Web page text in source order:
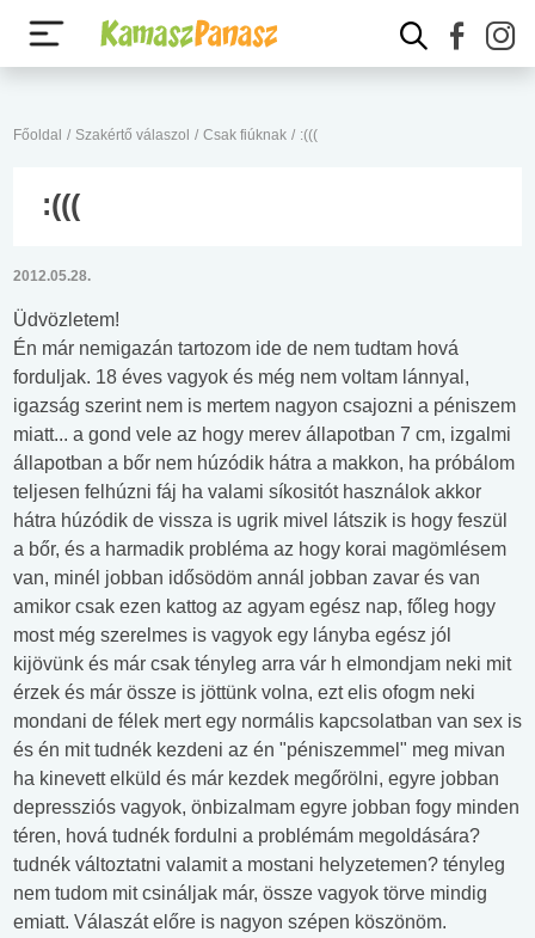
Főoldal / Szakértő válaszol / Csak fiúknak / :(((
:(((
2012.05.28.
Üdvözletem!
Én már nemigazán tartozom ide de nem tudtam hová
forduljak. 18 éves vagyok és még nem voltam lánnyal,
igazság szerint nem is mertem nagyon csajozni a péniszem
miatt... a gond vele az hogy merev állapotban 7 cm, izgalmi
állapotban a bőr nem húzódik hátra a makkon, ha próbálom
teljesen felhúzni fáj ha valami síkositót használok akkor
hátra húzódik de vissza is ugrik mivel látszik is hogy feszül
a bőr, és a harmadik probléma az hogy korai magömlésem
van, minél jobban idősödöm annál jobban zavar és van
amikor csak ezen kattog az agyam egész nap, főleg hogy
most még szerelmes is vagyok egy lányba egész jól
kijövünk és már csak tényleg arra vár h elmondjam neki mit
érzek és már össze is jöttünk volna, ezt elis ofogm neki
mondani de félek mert egy normális kapcsolatban van sex is
és én mit tudnék kezdeni az én "péniszemmel" meg mivan
ha kinevett elküld és már kezdek megőrölni, egyre jobban
depressziós vagyok, önbizalmam egyre jobban fogy minden
téren, hová tudnék fordulni a problémám megoldására?
tudnék változtatni valamit a mostani helyzetemen? tényleg
nem tudom mit csináljak már, össze vagyok törve mindig
emiatt. Válaszát előre is nagyon szépen köszönöm.